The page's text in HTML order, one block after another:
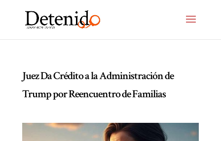
Juez Da Crédito a la Administración de
Trump por Reencuentro de Familias